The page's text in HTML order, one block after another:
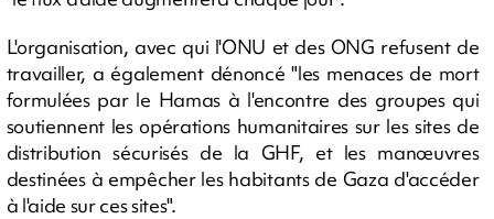
L'organisation, avec qui l'ONU et des ONG refusent de
travailler, a également dénoncé "les menaces de mort
formulées par le Hamas à l'encontre des groupes qui
soutiennent les opérations humanitaires sur les sites de
distribution sécurisés de la GHF, et les manœuvres
destinées à empêcher les habitants de Gaza d'accéder
à l'aide sur ces sites".